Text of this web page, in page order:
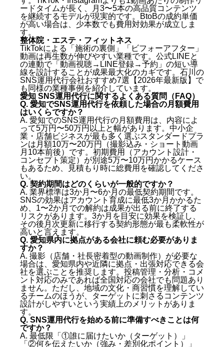
ードタイムが長く、月3〜5本の高品質コンテンツ
を継続するモデルが現実的です。BtoBの成約単価
が高い場合は、少本数でも費用対効果が成立しま
す。
整体院・エステ・フィットネス
TikTokによる「施術の裏側」「ビフォーアフター」
動画は再生数が伸びやすい業種です。公式LINEと
の連動で「動画視聴→LINE登録→予約」の短い導
線を設計することが成果最大化のカギです。 石川の
SNS運用代行会社おすすめ7選【2026年最新版】 で
も同様の業種事例を紹介しています。
愛知 SNS運用代行に関するよくある質問（FAQ）
Q. 愛知でSNS運用代行を依頼した場合の月額費用
はいくらですか？
A. 愛知でのSNS運用代行の月額費用は、内容によ
って5万円〜50万円以上と幅があります。中小企
業・店舗ビジネスが最も多く選ぶスタンダードプラ
ンは月額10万〜20万円（撮影込み・ショート動画
月10本前後）です。初期費用（アカウント設計・
コンセプト策定）が別途5万〜10万円かかるケース
もあるため、見積もり時に総費用を確認してくださ
い。
Q. 契約期間はどのくらいが一般的ですか？
A. 業界標準は3か月〜6か月の最低契約期間です。
SNSの効果はアカウント育成に最低3か月かかるた
め、1〜2か月での解約は成果が出る前に終了する
リスクがあります。3か月を目安に効果を検証し、
その後月次更新に移行する契約形態が最も柔軟性が
高いと言えます。
Q. 愛知県内に拠点がある会社に頼む必要がありま
すか？
A. 撮影（店舗・社長密着型の動画制作）が必要な
場合は、愛知県内や近隣に拠点・出張対応できる会
社を選ぶことを推奨します。投稿管理・分析・コメ
ント対応のみであれば全国対応の会社でも問題あり
ません。ただし、地域の文化・商習慣を理解してい
るチームのほうが、ターゲットに刺さるコンテンツ
設計がしやすいという実績上のメリットがありま
す。
Q. SNS運用代行を始める前に準備すべきことは何
ですか？
A. 最低限「①誰に届けたいか（ターゲット）」
「②何を伝えたいか（強み・差別化ポイント）」